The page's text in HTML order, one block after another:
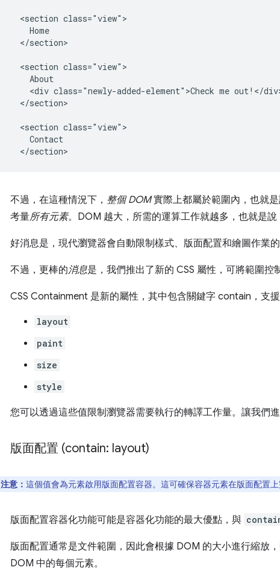
    <section class="view">
      Home
    </section>
    <section class="view">
      About
<div class="newly-added-element">Check me out!</
    </section>
    <section class="view">
      Contact
不過，在這種情況下， 整個 DOM實際上都屬於範圍內，也就
考量所有元素。DOM 越大，所需的運算工作就越多，也就是
好消息是，現代瀏覽器會自動限制樣式、版面配置和繪圖作業
不過，更棒的消息是，我們推出了新的 CSS 屬性，可將範圍控
CSS Containment 是新的屬性，其中包含關鍵字 contain，支援
layout
paint
size
style
您可以透過這些值限制瀏覽器需要執行的轉譯工作量。讓我們進
版面配置 (contain: layout)
注意： 這個值會為元素啟用版面配置容器。這可確保容器元素在版面配置
版面配置容器化功能可能是容器化功能的最大優點，與
版面配置通常是文件範圍，因此會根據 DOM 的大小進行縮放
DOM 中的每個元素。